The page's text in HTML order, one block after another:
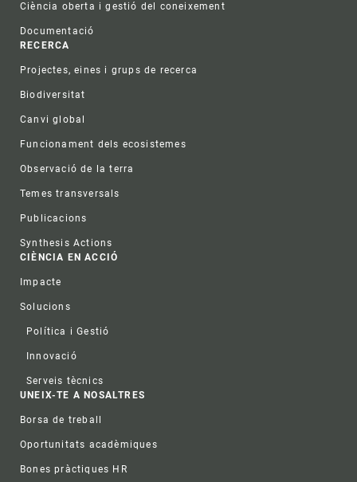
Ciència oberta i gestió del coneixement
Documentació
RECERCA
Projectes, eines i grups de recerca
Biodiversitat
Canvi global
Funcionament dels ecosistemes
Observació de la terra
Temes transversals
Publicacions
Synthesis Actions
CIÈNCIA EN ACCIÓ
Impacte
Solucions
Política i Gestió
Innovació
Serveis tècnics
UNEIX-TE A NOSALTRES
Borsa de treball
Oportunitats acadèmiques
Bones pràctiques HR